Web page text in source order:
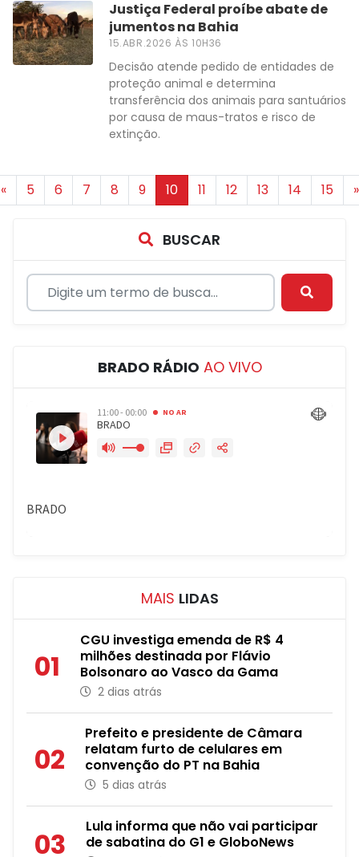
Justiça Federal proíbe abate de
jumentos na Bahia
15.ABR.2026 ÀS 10H36
Decisão atende pedido de entidades de
proteção animal e determina
transferência dos animais para santuários
por causa de maus-tratos e risco de
extinção.
« 5 6 7 8 9 10 11 12 13 14 15 »
BUSCAR
BRADO RÁDIO AO VIVO
MAIS LIDAS
01
CGU investiga emenda de R$ 4
milhões destinada por Flávio
Bolsonaro ao Vasco da Gama
2 dias atrás
02
Prefeito e presidente de Câmara
relatam furto de celulares em
convenção do PT na Bahia
5 dias atrás
03
Lula informa que não vai participar
de sabatina do G1 e GloboNews